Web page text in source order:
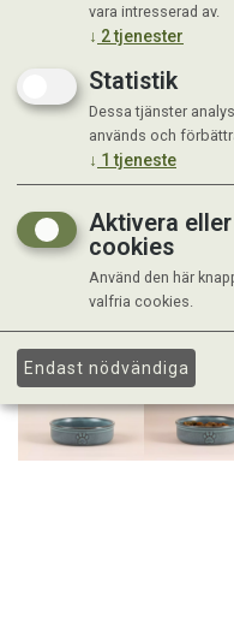
vara intresserad av.
↓ 2tjenester
Statistik
Dessa tjänster
används och
↓ 1 tjeneste
Aktivera
cookies
Använd den här
valfria cookies.
Endast nödvändiga